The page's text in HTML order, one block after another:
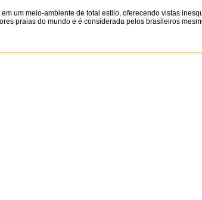
um meio-ambiente de total estilo, oferecendo vistas
praias do mundo e é considerada pelos brasileiros